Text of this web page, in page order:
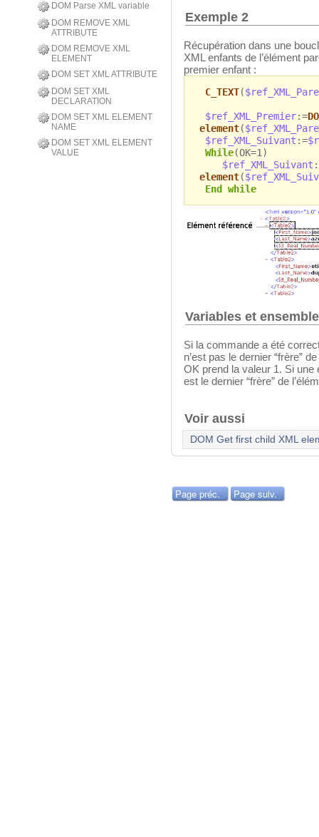
DOM Parse XML variable
DOM REMOVE XML
ATTRIBUTE
DOM REMOVE XML
ELEMENT
DOM SET XML ATTRIBUTE
DOM SET XML
DECLARATION
DOM SET XML ELEMENT
NAME
DOM SET XML ELEMENT
VALUE
Exemple 2
Récupération dans une
XML enfants de l’élément
premier enfant :
C_TEXT(
$ref_XML_Premier:=
element(
$ref_XML_Suivant :=
While(OK=1)
$ref_XML_Suivant
element(
End while
Variables et
Si la commande a été
n’est pas le dernier “frère”
OK prend la valeur 1. Si une
est le dernier “frère” de
Voir aussi
DOM Get first child XML
Page préc. Page suiv.